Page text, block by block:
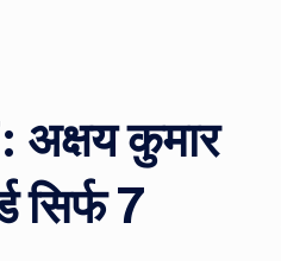
कुमार
सिर्फ 7